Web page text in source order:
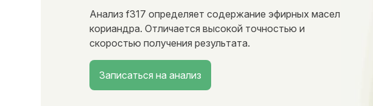
Анализ f317 определяет содержание эфирных масел
кориандра. Отличается высокой точностью и
скоростью получения результата.
Записаться на анализ